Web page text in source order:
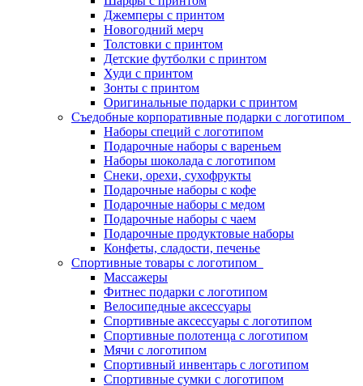
Джемперы с принтом
Новогодний мерч
Толстовки с принтом
Детские футболки с принтом
Худи с принтом
Зонты с принтом
Оригинальные подарки с принтом
Съедобные корпоративные подарки с логотипом
Наборы специй с логотипом
Подарочные наборы с вареньем
Наборы шоколада с логотипом
Снеки, орехи, сухофрукты
Подарочные наборы с кофе
Подарочные наборы с медом
Подарочные наборы с чаем
Подарочные продуктовые наборы
Конфеты, сладости, печенье
Спортивные товары с логотипом
Массажеры
Фитнес подарки с логотипом
Велосипедные аксессуары
Спортивные аксессуары с логотипом
Спортивные полотенца с логотипом
Мячи с логотипом
Спортивный инвентарь с логотипом
Спортивные сумки с логотипом